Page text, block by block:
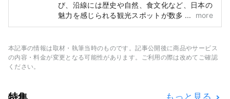
び、沿線には歴史や自然、食文化など、日本の
魅力を感じられる観光スポットが数多く点在し
ています。 沿線の観光スポットをはじめ、お
便利な情報まで、近鉄沿線の旅に役立つ情報を
お届けします。 カバー写真は三重県の英虞
more
本記事の情報は取材・執筆当時のものです。記事公開後に商品やサービス
の内容・料金が変更となる可能性があります。ご利用の際は改めてご確認
ください。